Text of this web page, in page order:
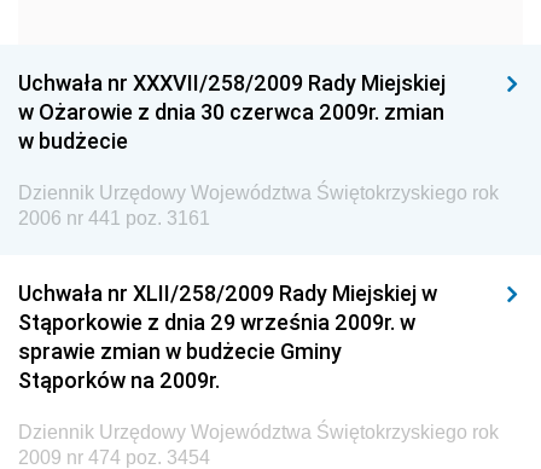
Dziennik Urzędowy Ministra Pracy i Polityki
Społecznej
Dziennik Urzędowy Urzędu Lotnictwa Cywilnego
Dziennik Urzędowy Ministerstwa Hutnictwa i
Przemysłu Maszynowego
Dziennik Urzędowy Ministerstwa Zdrowia i Opieki
Społecznej
Dziennik Urzędowy Ministerstwa Rolnictwa, Leśnictwa
Uchwała nr XXXVII/258/2009 Rady Miejskiej
w Ożarowie z dnia 30 czerwca 2009r. zmian
w budżecie
Dziennik Urzędowy Województwa Świętokrzyskiego rok
2006 nr 441 poz. 3161
Uchwała nr XLII/258/2009 Rady Miejskiej w
Stąporkowie z dnia 29 września 2009r. w
sprawie zmian w budżecie Gminy
Stąporków na 2009r.
Dziennik Urzędowy Województwa Świętokrzyskiego rok
2009 nr 474 poz. 3454